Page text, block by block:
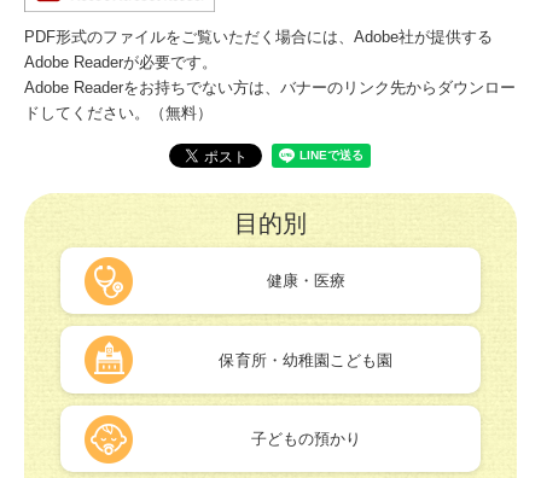
PDF形式のファイルをご覧いただく場合には、Adobe社が提供する
Adobe Readerが必要です。
Adobe Readerをお持ちでない方は、バナーのリンク先からダウンロー
ドしてください。（無料）
目的別
健康・医療
保育所・幼稚園こども園
子どもの預かり